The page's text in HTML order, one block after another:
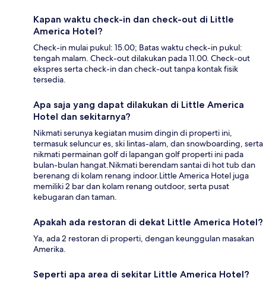
Kapan waktu check-in dan check-out di Little
America Hotel?
Check-in mulai pukul: 15.00; Batas waktu check-in pukul:
tengah malam. Check-out dilakukan pada 11.00. Check-out
ekspres serta check-in dan check-out tanpa kontak fisik
tersedia.
Apa saja yang dapat dilakukan di Little America
Hotel dan sekitarnya?
Nikmati serunya kegiatan musim dingin di properti ini,
termasuk seluncur es, ski lintas-alam, dan snowboarding, serta
nikmati permainan golf di lapangan golf properti ini pada
bulan-bulan hangat.Nikmati berendam santai di hot tub dan
berenang di kolam renang indoor.Little America Hotel juga
memiliki 2 bar dan kolam renang outdoor, serta pusat
kebugaran dan taman.
Apakah ada restoran di dekat Little America Hotel?
Ya, ada 2 restoran di properti, dengan keunggulan masakan
Amerika.
Seperti apa area di sekitar Little America Hotel?